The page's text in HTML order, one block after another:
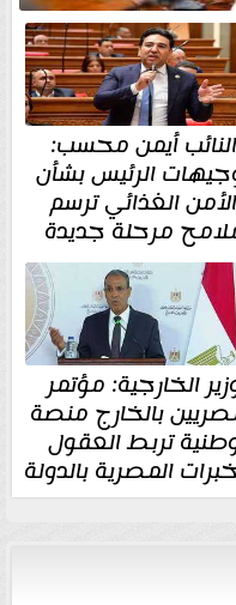
النائب أيمن محسب:
الرئيس بشأن
الأمن الغذائي ترسم
مرحلة جديدة
الخارجية: مؤتمر
بالخارج منصة
تربط العقول
المصرية بالدولة